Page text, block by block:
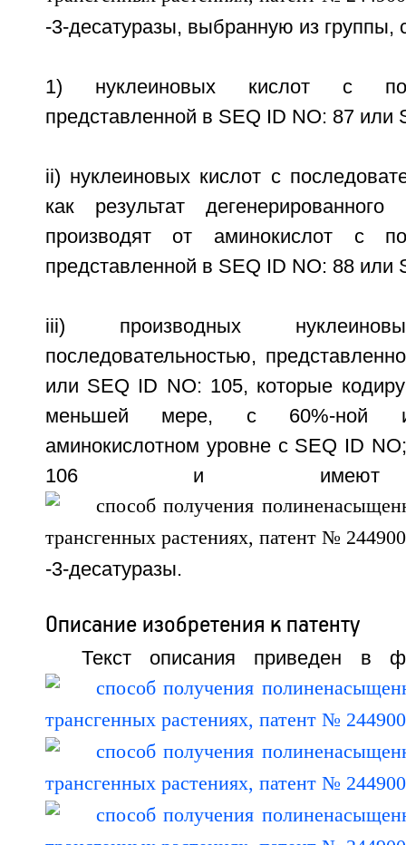
-3-десатуразы, выбранную из группы,
1) нуклеиновых кислот с
представленной в SEQ ID NO: 87 или
ii) нуклеиновых кислот с
как результат дегенерированного
производят от аминокислот с
представленной в SEQ ID NO: 88 или
iii) производных
последовательностью,
или SEQ ID NO: 105, которые
меньшей мере, с 60%-ной
аминокислотном уровне с SEQ ID
106 и имеют
-3-десатуразы.
Описание изобретения к патенту
Текст описания приведен в